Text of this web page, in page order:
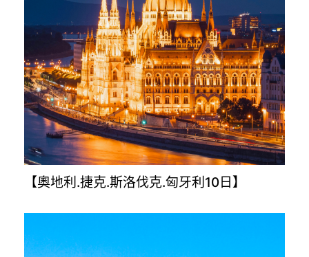
【奧地利.捷克.斯洛伐克.匈牙利10日】